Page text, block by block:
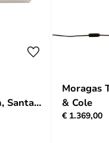
Santa
Moragas
& Cole
€ 1.369,00